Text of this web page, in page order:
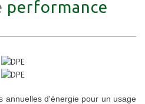
performance
annuelles d'énergie pour un usage